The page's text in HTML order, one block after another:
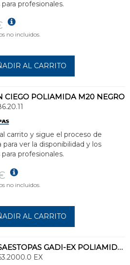
profesionales.
no incluidos.
AL CARRITO
CIEGO POLIAMIDA M20 NEGRO
carrito y sigue el proceso de
para ver la disponibilidad y los
profesionales.
no incluidos.
AL CARRITO
PRENSAESTOPAS GADI-EX POLIAMIDA M20 DIÁMETRO CABLE 10-14
EX